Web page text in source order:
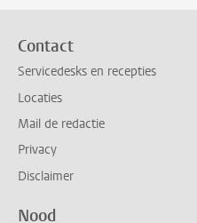
Contact
Servicedesks en recepties
Locaties
Mail de redactie
Privacy
Disclaimer
Nood